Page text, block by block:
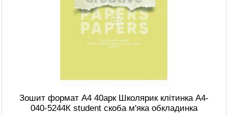
Зошит формат A4 40арк Школярик клітинка A4-
040-5244К student скоба м'яка обкладинка